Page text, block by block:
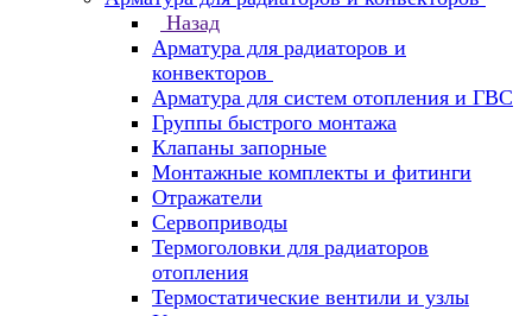
Назад
Арматура для радиаторов и
конвекторов
Арматура для систем отопления и ГВС
Группы быстрого монтажа
Клапаны запорные
Монтажные комплекты и фитинги
Отражатели
Сервоприводы
Термоголовки для радиаторов
отопления
Термостатические вентили и узлы